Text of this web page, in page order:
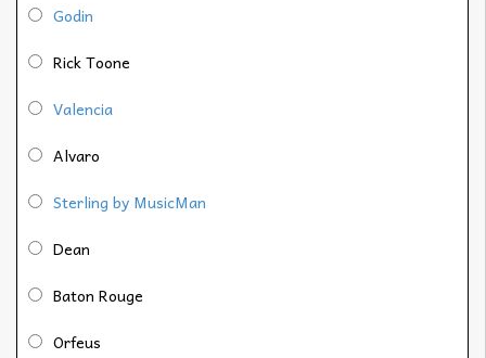
Godin
Rick Toone
Valencia
Alvaro
Sterling by MusicMan
Dean
Baton Rouge
Orfeus